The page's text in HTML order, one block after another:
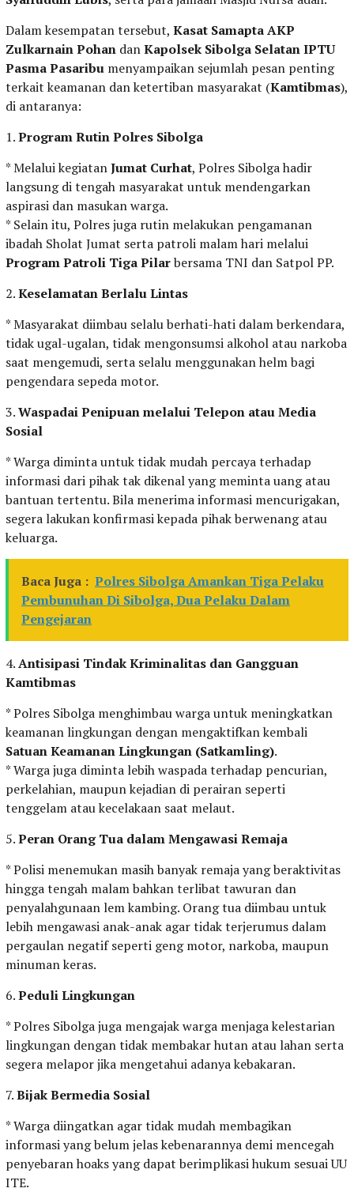
Dalam kesempatan tersebut, Kasat Samapta AKP
Zulkarnain Pohan danKapolsek Sibolga Selatan IPTU
Pasma Pasaribu menyampaikan sejumlah pesan penting
terkait keamanan dan ketertiban masyarakat (Kamtibmas),
di antaranya:
1.Program Rutin Polres Sibolga
* Melalui kegiatanJumat Curhat, Polres Sibolga hadir
langsung di tengah masyarakat untuk mendengarkan
aspirasi dan masukan warga.
* Selain itu, Polres juga rutin melakukan pengamanan
ibadah Sholat Jumat serta patroli malam hari melalui
Program Patroli Tiga Pilarbersama TNI dan Satpol PP.
2.Keselamatan Berlalu Lintas
* Masyarakat diimbau selalu berhati-hati dalam berkendara,
tidak ugal-ugalan, tidak mengonsumsi alkohol atau narkoba
saat mengemudi, serta selalu menggunakan helm bagi
pengendara sepeda motor.
3.Waspadai Penipuan melalui Telepon atau Media
Sosial
* Warga diminta untuk tidak mudah percaya terhadap
informasi dari pihak tak dikenal yang meminta uang atau
bantuan tertentu. Bila menerima informasi mencurigakan,
segera lakukan konfirmasi kepada pihak berwenang atau
keluarga.
Baca Juga : Polres Sibolga Amankan Tiga Pelaku
Pembunuhan Di Sibolga, Dua Pelaku Dalam
Pengejaran
4.Antisipasi Tindak Kriminalitas dan Gangguan
Kamtibmas
* Polres Sibolga menghimbau warga untuk meningkatkan
keamanan lingkungan dengan mengaktifkan kembali
Satuan Keamanan Lingkungan (Satkamling).
* Warga juga diminta lebih waspada terhadap pencurian,
perkelahian, maupun kejadian di perairan seperti
tenggelam atau kecelakaan saat melaut.
5.Peran Orang Tua dalam Mengawasi Remaja
* Polisi menemukan masih banyak remaja yang beraktivitas
hingga tengah malam bahkan terlibat tawuran dan
penyalahgunaan lem kambing. Orang tua diimbau untuk
lebih mengawasi anak-anak agar tidak terjerumus dalam
pergaulan negatif seperti geng motor, narkoba, maupun
minuman keras.
6.Peduli Lingkungan
* Polres Sibolga juga mengajak warga menjaga kelestarian
lingkungan dengan tidak membakar hutan atau lahan serta
segera melapor jika mengetahui adanya kebakaran.
7.Bijak Bermedia Sosial
* Warga diingatkan agar tidak mudah membagikan
informasi yang belum jelas kebenarannya demi mencegah
penyebaran hoaks yang dapat berimplikasi hukum sesuai UU
ITE.